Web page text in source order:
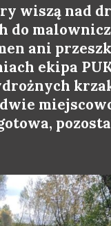
wiszą nad
do
ani
ekipa
dwie